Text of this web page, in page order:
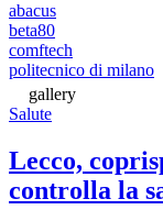
abacus
beta80
comftech
politecnico di milano
gallery
Salute
Lecco,
controlla la